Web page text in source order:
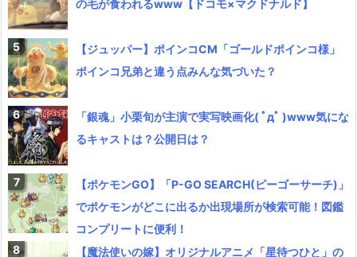
の毛が食われるwww【ドコモ×マクドナルド】
【ジュッパー】ポインコCM「ゴールドポインコ様」
ポインコ兄弟と違う点みんな気づいた？
「銀魂」小栗旬が主演で実写映画化( ﾟдﾟ )www気にな
るキャストは？公開日は？
【ポケモンGO】「P-GO SEARCH(ピーゴーサーチ)」
でポケモンがどこに出るか出現場所が検索可能！図鑑
コンプリートに便利！
【魔法使いの嫁】オリジナルアニメ「星待つひと」の